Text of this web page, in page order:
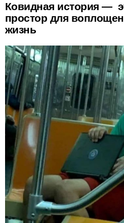
Ковидная история —
простор для
жизнь